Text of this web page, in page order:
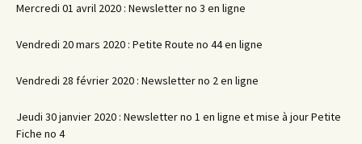
Mercredi 01 avril 2020 : Newsletter no 3 en ligne
Vendredi 20 mars 2020 : Petite Route no 44 en ligne
Vendredi 28 février 2020 : Newsletter no 2 en ligne
Jeudi 30 janvier 2020 : Newsletter no 1 en ligne et mise à jour Petite
Fiche no 4